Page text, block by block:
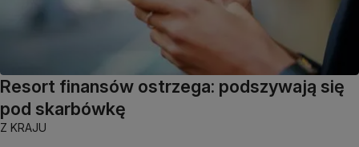
Resort finansów ostrzega: podszywają się
pod skarbówkę
Z KRAJU